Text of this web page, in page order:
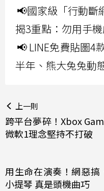
📢國家級「行動斷
揭3重點：勿用手
📢 LINE免費貼圖4
半年、熊大兔兔動
上一則
跨平台夢碎！Xbox
微軟1理念堅持不打破
用生命在演奏！網惡搞
小提琴 真是頭機曲巧